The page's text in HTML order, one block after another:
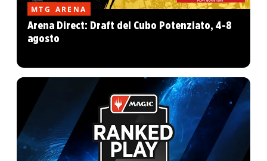
MTG ARENA
Arena Direct: Draft del Cubo Potenziato, 4-8
agosto